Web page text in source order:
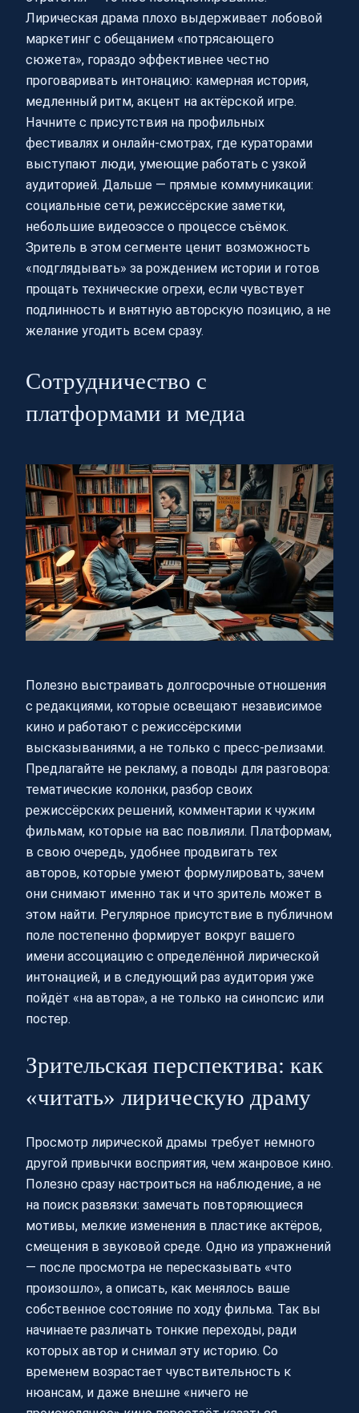
Лирическая драма плохо выдерживает лобовой
маркетинг с обещанием «потрясающего
сюжета», гораздо эффективнее честно
проговаривать интонацию: камерная история,
медленный ритм, акцент на актёрской игре.
Начните с присутствия на профильных
фестивалях и онлайн-смотрах, где кураторами
выступают люди, умеющие работать с узкой
аудиторией. Дальше — прямые коммуникации:
социальные сети, режиссёрские заметки,
небольшие видеоэссе о процессе съёмок.
Зритель в этом сегменте ценит возможность
«подглядывать» за рождением истории и готов
прощать технические огрехи, если чувствует
подлинность и внятную авторскую позицию, а не
желание угодить всем сразу.
Сотрудничество с
платформами и медиа
Полезно выстраивать долгосрочные отношения
с редакциями, которые освещают независимое
кино и работают с режиссёрскими
высказываниями, а не только с пресс-релизами.
Предлагайте не рекламу, а поводы для разговора:
тематические колонки, разбор своих
режиссёрских решений, комментарии к чужим
фильмам, которые на вас повлияли. Платформам,
в свою очередь, удобнее продвигать тех
авторов, которые умеют формулировать, зачем
они снимают именно так и что зритель может в
этом найти. Регулярное присутствие в публичном
поле постепенно формирует вокруг вашего
имени ассоциацию с определённой лирической
интонацией, и в следующий раз аудитория уже
пойдёт «на автора», а не только на синопсис или
постер.
Зрительская перспектива: как
«читать» лирическую драму
Просмотр лирической драмы требует немного
другой привычки восприятия, чем жанровое кино.
Полезно сразу настроиться на наблюдение, а не
на поиск развязки: замечать повторяющиеся
мотивы, мелкие изменения в пластике актёров,
смещения в звуковой среде. Одно из упражнений
— после просмотра не пересказывать «что
произошло», а описать, как менялось ваше
собственное состояние по ходу фильма. Так вы
начинаете различать тонкие переходы, ради
которых автор и снимал эту историю. Со
временем возрастает чувствительность к
нюансам, и даже внешне «ничего не